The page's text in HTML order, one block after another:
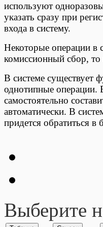
используют
указать сразу при
входа в систему.
Некоторые операции в
комиссионный сбор,
В системе существует
однотипные операции.
самостоятельно
автоматически. В
придется обратиться в
Выберите